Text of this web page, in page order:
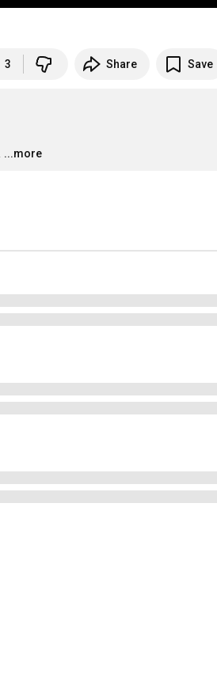
3 Share Save
…
...more